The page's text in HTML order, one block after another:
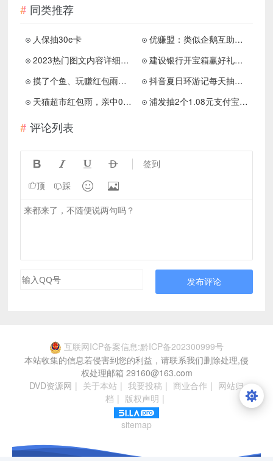
同类推荐
人保抽30e卡
优赚盟：类似企鹅互助任务平台，登录秒送红包
2023热门图文内容详细制作课程
建设银行开宝箱赢好礼免费领5元京东E卡+10元天猫超市卡
摸了个鱼、玩赚红包雨，玩游戏拿红包
抖音夏日环游记每天抽实物
天猫超市红包雨，亲中0.38元
浦发抽2个1.08元支付宝红包
评论列表
    签到
顶 踩  
发布评论
互联网ICP备案信息:黔ICP备202300999号
本站收集的信息若侵害到您的利益，请联系我们删除处理,侵
权处理邮箱 29160@163.com
DVD资源网 | 关于本站 | 我要投稿 | 商业合作 | 网站归
档 | 版权声明 |
sitemap